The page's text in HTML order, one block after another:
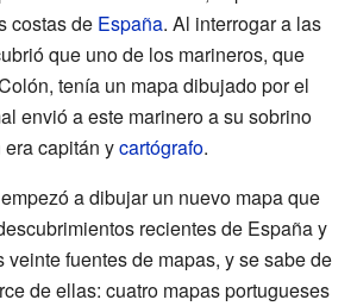
costas de España. Al interrogar a las
que uno de los marineros, que
tenía un mapa dibujado por el
envió a este marinero a su sobrino
capitán ycartógrafo.
a dibujar un nuevo mapa que
recientes de España y
veinte fuentes de mapas, y se sabe de
de ellas: cuatro mapas portugueses